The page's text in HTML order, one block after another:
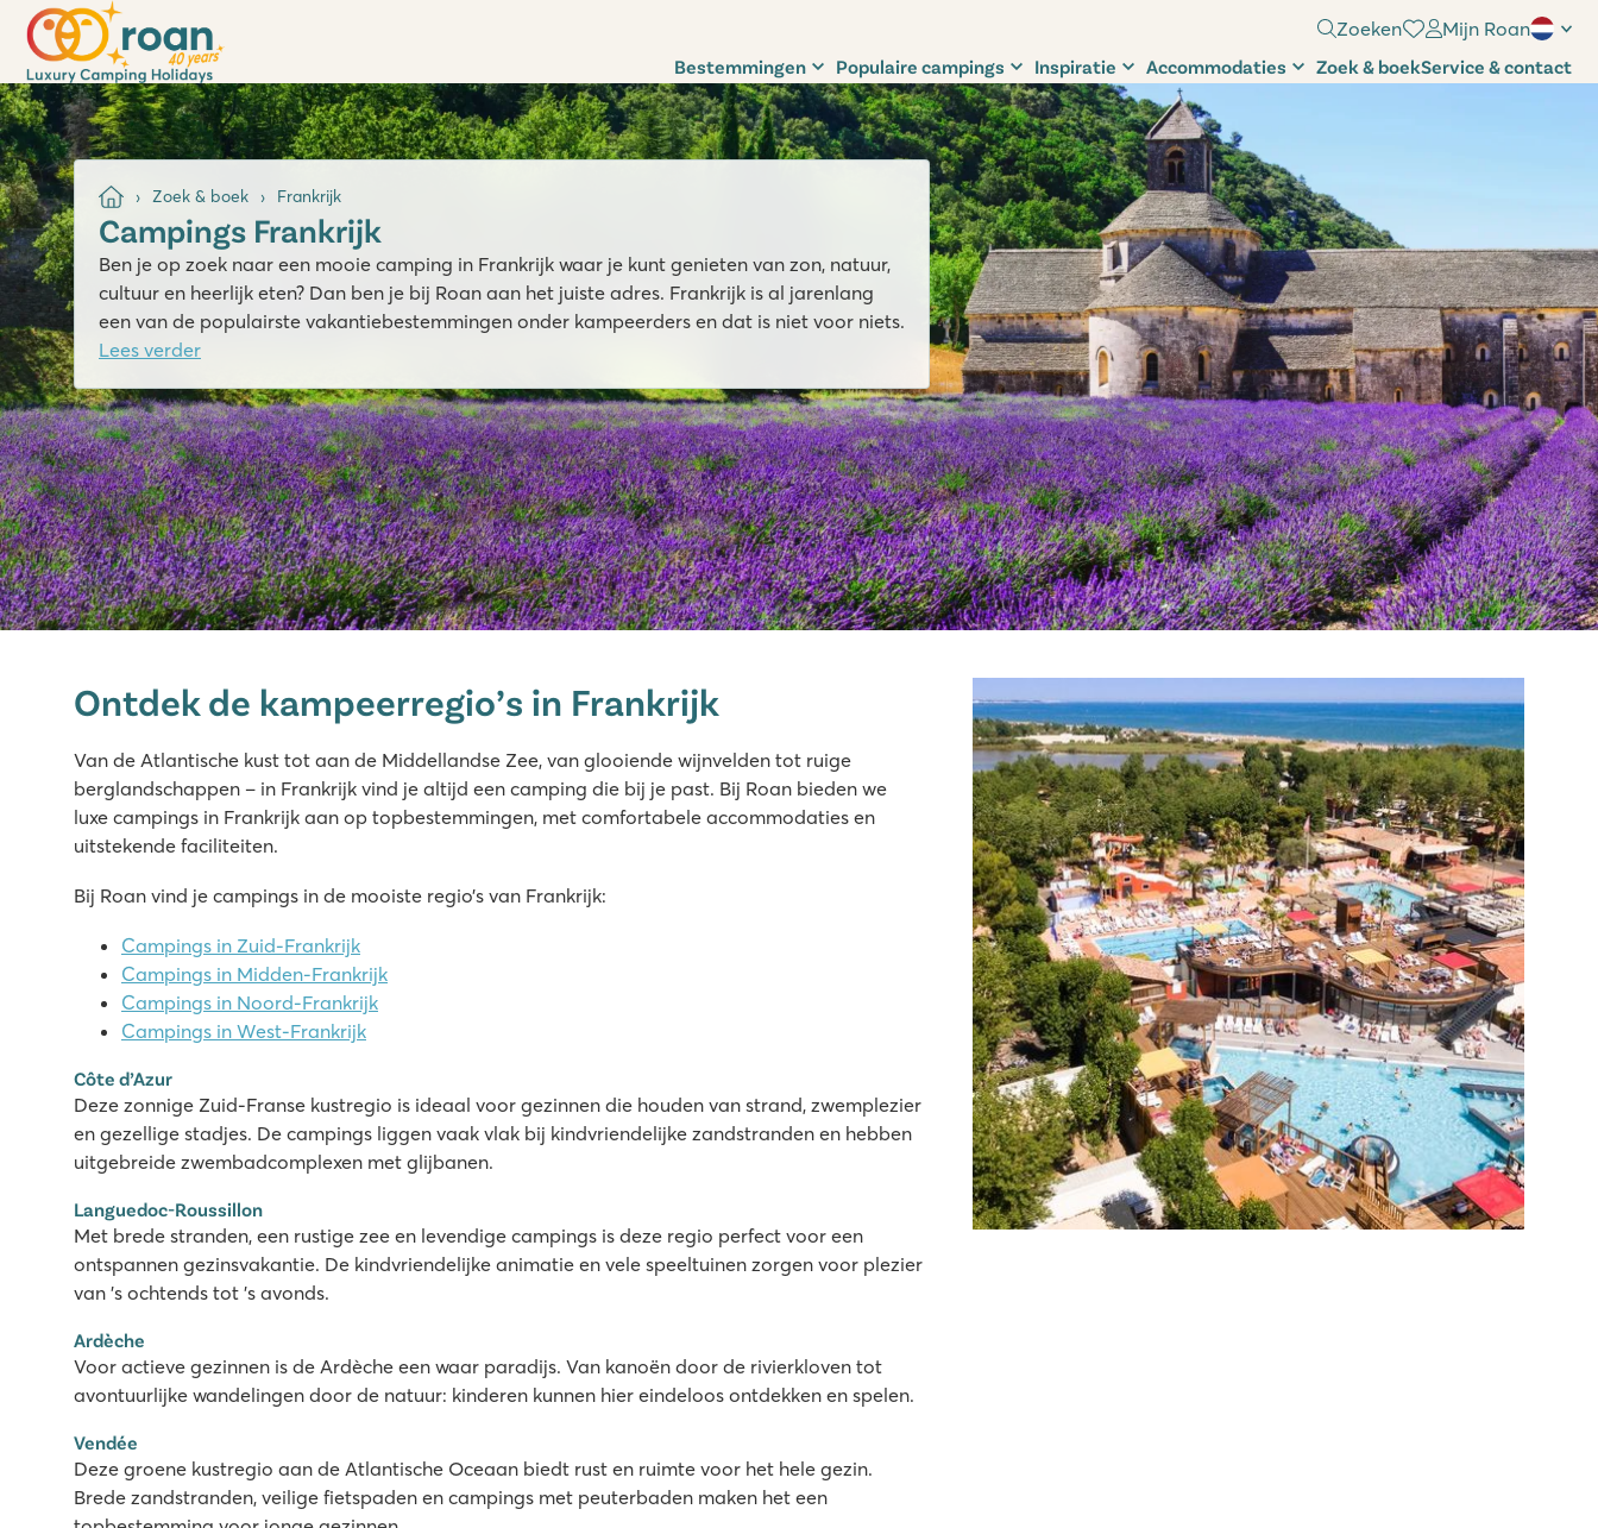
Zoeken Mijn Roan
Bestemmingen Populaire campings Inspiratie Accommodaties Zoek & boekService & contact
Zoek & boek Frankrijk
Campings Frankrijk
Ben je op zoek naar een mooie camping in Frankrijk waar je kunt genieten van zon, natuur,
cultuur en heerlijk eten? Dan ben je bij Roan aan het juiste adres. Frankrijk is al jarenlang
een van de populairste vakantiebestemmingen onder kampeerders en dat is niet voor niets.
Lees verder
Frankrijk - Noord-Frankrijk - Bretagne - Dol de Bretagne
★
Geweldig binnen en buitenzwembad én groot meer
Veel sportfaciliteiten en leuke animatie
Le Napoléon
Le Napoléon
Frankrijk - Zuid-Frankrijk - Languedoc-Roussillon - Vias Plage
Leuk zwembadcomplex met glijbanen
Middenin Vias Plage en op maar 150 meter van het brede zandstrand
Supreme Lounge en Premium Lounge in Premium Zone
La Sirène
Frankrijk - Zuid-Frankrijk - Languedoc-Roussillon - Argelès sur Mer
★
Zeer groot aquapark met spectaculaire glijbanen
Nieuw in 2026: spectaculaire glijbanen met de spacebowl
Vlakbij de gezellige badplaats Argelès sur Mer
Les Collines de Castellane
Les Collines de Castellane
Frankrijk - Zuid-Frankrijk - Provence - Castellane
Ontdek de kampeerregio’s in Frankrijk
Van de Atlantische kust tot aan de Middellandse Zee, van glooiende wijnvelden tot ruige
berglandschappen – in Frankrijk vind je altijd een camping die bij je past. Bij Roan bieden we
luxe campings in Frankrijk aan op topbestemmingen, met comfortabele accommodaties en
uitstekende faciliteiten.
Bij Roan vind je campings in de mooiste regio’s van Frankrijk:
Campings in Zuid-Frankrijk
Campings in Midden-Frankrijk
Campings in Noord-Frankrijk
Campings in West-Frankrijk
Côte d’Azur
Deze zonnige Zuid-Franse kustregio is ideaal voor gezinnen die houden van strand, zwemplezier
en gezellige stadjes. De campings liggen vaak vlak bij kindvriendelijke zandstranden en hebben
uitgebreide zwembadcomplexen met glijbanen.
Languedoc-Roussillon
Met brede stranden, een rustige zee en levendige campings is deze regio perfect voor een
ontspannen gezinsvakantie. De kindvriendelijke animatie en vele speeltuinen zorgen voor plezier
van 's ochtends tot 's avonds.
Ardèche
Voor actieve gezinnen is de Ardèche een waar paradijs. Van kanoën door de rivierkloven tot
avontuurlijke wandelingen door de natuur: kinderen kunnen hier eindeloos ontdekken en spelen.
Vendée
Deze groene kustregio aan de Atlantische Oceaan biedt rust en ruimte voor het hele gezin.
Brede zandstranden, veilige fietspaden en campings met peuterbaden maken het een